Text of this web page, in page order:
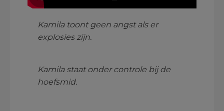
Kamila toont geen angst als er
explosies zijn.
Kamila staat onder controle bij de
hoefsmid.